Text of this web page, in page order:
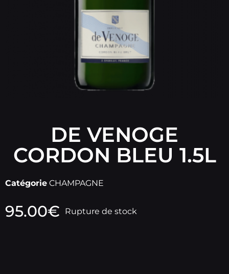
DE VENOGE
CORDON BLEU 1.5L
Catégorie CHAMPAGNE
95.00€ Rupture de stock